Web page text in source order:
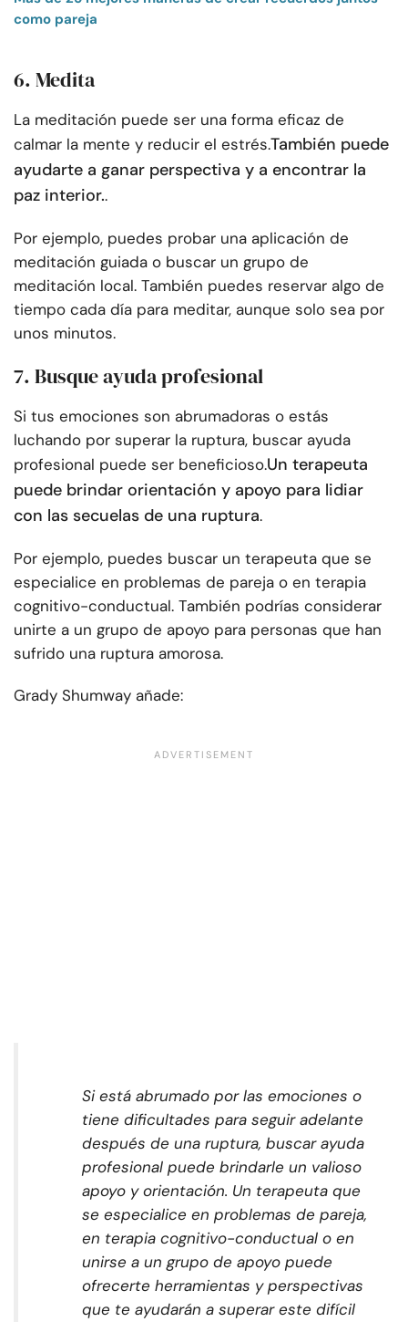
como pareja
6. Medita
La meditación puede ser una forma eficaz de
calmar la mente y reducir el estrés.También puede
ayudarte a ganar perspectiva y a encontrar la
paz interior..
Por ejemplo, puedes probar una aplicación de
meditación guiada o buscar un grupo de
meditación local. También puedes reservar algo de
tiempo cada día para meditar, aunque solo sea por
unos minutos.
7. Busque ayuda profesional
Si tus emociones son abrumadoras o estás
luchando por superar la ruptura, buscar ayuda
profesional puede ser beneficioso.Un terapeuta
puede brindar orientación y apoyo para lidiar
con las secuelas de una ruptura.
Por ejemplo, puedes buscar un terapeuta que se
especialice en problemas de pareja o en terapia
cognitivo-conductual. También podrías considerar
unirte a un grupo de apoyo para personas que han
sufrido una ruptura amorosa.
Grady Shumway añade:
Si está abrumado por las emociones o
tiene dificultades para seguir adelante
después de una ruptura, buscar ayuda
profesional puede brindarle un valioso
apoyo y orientación. Un terapeuta que
se especialice en problemas de pareja,
en terapia cognitivo-conductual o en
unirse a un grupo de apoyo puede
ofrecerte herramientas y perspectivas
que te ayudarán a superar este difícil